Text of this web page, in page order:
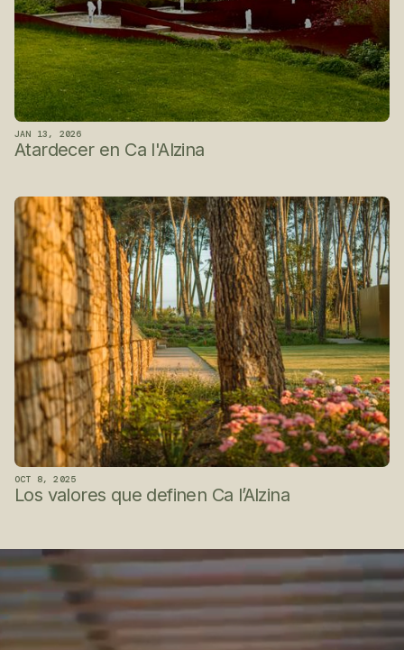
JAN 13, 2026
Atardecer en Ca l'Alzina
OCT 8, 2025
Los valores que definen Ca l’Alzina